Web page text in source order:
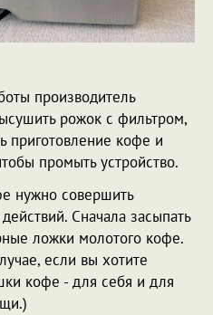
производитель
рожок с фильтром,
приготовление кофе и
промыть устройство.
нужно совершить
Сначала засыпать
ложки молотого кофе.
если вы хотите
кофе - для себя и для